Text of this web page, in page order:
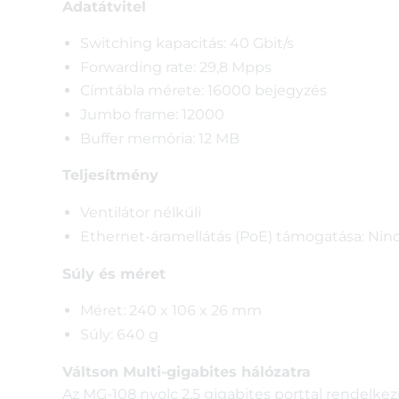
Adatátvitel
Switching kapacitás: 40 Gbit/s
Forwarding rate: 29,8 Mpps
Címtábla mérete: 16000 bejegyzés
Jumbo frame: 12000
Buffer memória: 12 MB
Teljesítmény
Ventilátor nélküli
Ethernet-áramellátás (PoE) támogatása:
Súly és méret
Méret: 240 x 106 x 26 mm
Súly: 640 g
Váltson Multi-gigabites hálózatra
Az MG-108 nyolc 2.5 gigabites porttal